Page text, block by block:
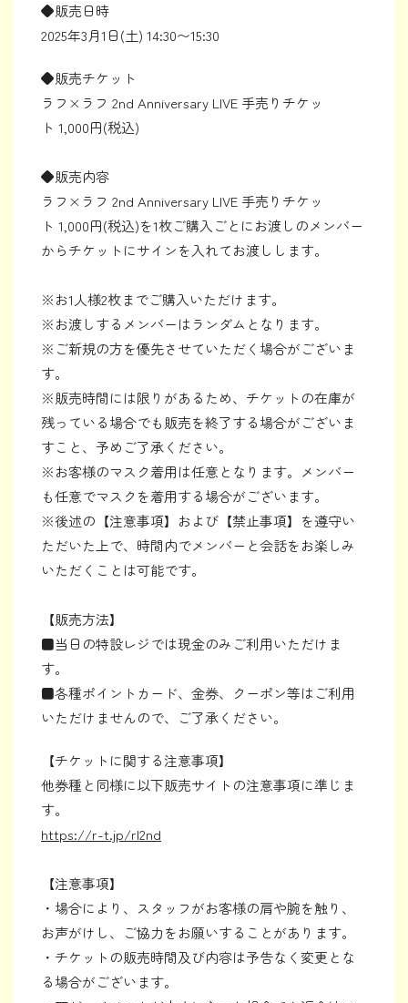
◆販売日時
2025年3月1日(土) 14:30〜15:30
◆販売チケット
ラフ×ラフ 2nd Anniversary LIVE 手売りチケッ
ト 1,000円(税込)
◆販売内容
ラフ×ラフ 2nd Anniversary LIVE 手売りチケッ
ト 1,000円(税込)を1枚ご購入ごとにお渡しのメンバー
からチケットにサインを入れてお渡しします。
※お1人様2枚までご購入いただけます。
※お渡しするメンバーはランダムとなります。
※ご新規の方を優先させていただく場合がございま
す。
※販売時間には限りがあるため、チケットの在庫が
残っている場合でも販売を終了する場合がございま
すこと、予めご了承ください。
※お客様のマスク着用は任意となります。メンバー
も任意でマスクを着用する場合がございます。
※後述の【注意事項】および【禁止事項】を遵守い
ただいた上で、時間内でメンバーと会話をお楽しみ
いただくことは可能です。
【販売方法】
■当日の特設レジでは現金のみご利用いただけま
す。
■各種ポイントカード、金券、クーポン等はご利用
いただけませんので、ご了承ください。
【チケットに関する注意事項】
他券種と同様に以下販売サイトの注意事項に準じま
す。
https://r-t.jp/rl2nd
【注意事項】
・場合により、スタッフがお客様の肩や腕を触り、
お声がけし、ご協力をお願いすることがあります。
・チケットの販売時間及び内容は予告なく変更とな
る場合がございます。